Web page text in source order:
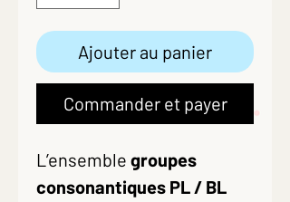
Ajouter au panier
Commander et payer
L’ensemble groupes
consonantiques PL / BL